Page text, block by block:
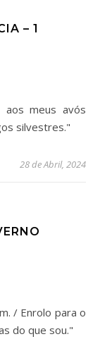
– 1
silvestres."
28 de Abril, 2024
do que sou."